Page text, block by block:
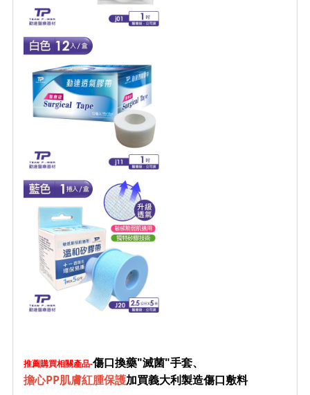
推薦購買相關產品-傷口換藥"滅菌"手套、
擔心PP肌膚紅腫保護加買義大利製造傷口敷料